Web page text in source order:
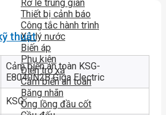
Rơ le trung gian
Thiết bị cảnh báo
Công tắc hành trình
Xử lý nước
Biến áp
Phụ kiện
Điện trở xả
Cảm biến an toàn
Băng nhãn
Ống lồng đầu cốt
thuật
Cảm biến an toàn KSG-
E8040N2B Giga Electric
KSG